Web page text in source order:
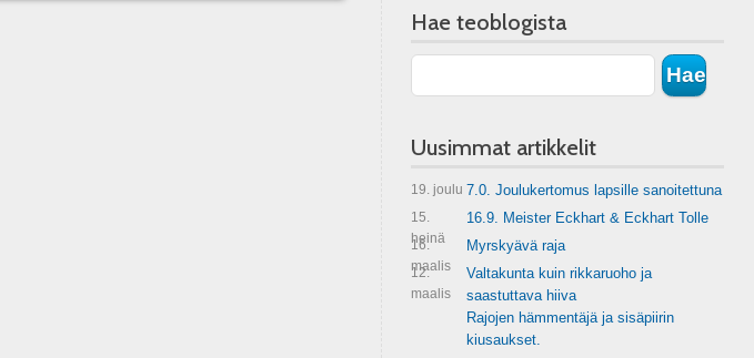
Hae teoblogista
Uusimmat artikkelit
19. joulu 7.0. Joulukertomus lapsille sanoitettuna
15.
heinä
16.9. Meister Eckhart & Eckhart Tolle
16.
maalis
Myrskyävä raja
12.
maalis
Valtakunta kuin rikkaruoho ja
saastuttava hiiva
Rajojen hämmentäjä ja sisäpiirin
kiusaukset.